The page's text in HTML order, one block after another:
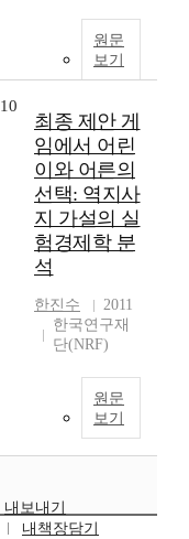
원문
보기
10
최종 제안 게
임에서 어린
이와 어른의
선택: 역지사
지 가설의 실
험경제학 분
석
한진수
2011
한국연구재
단(NRF)
원문
보기
내보내기
내책장담기